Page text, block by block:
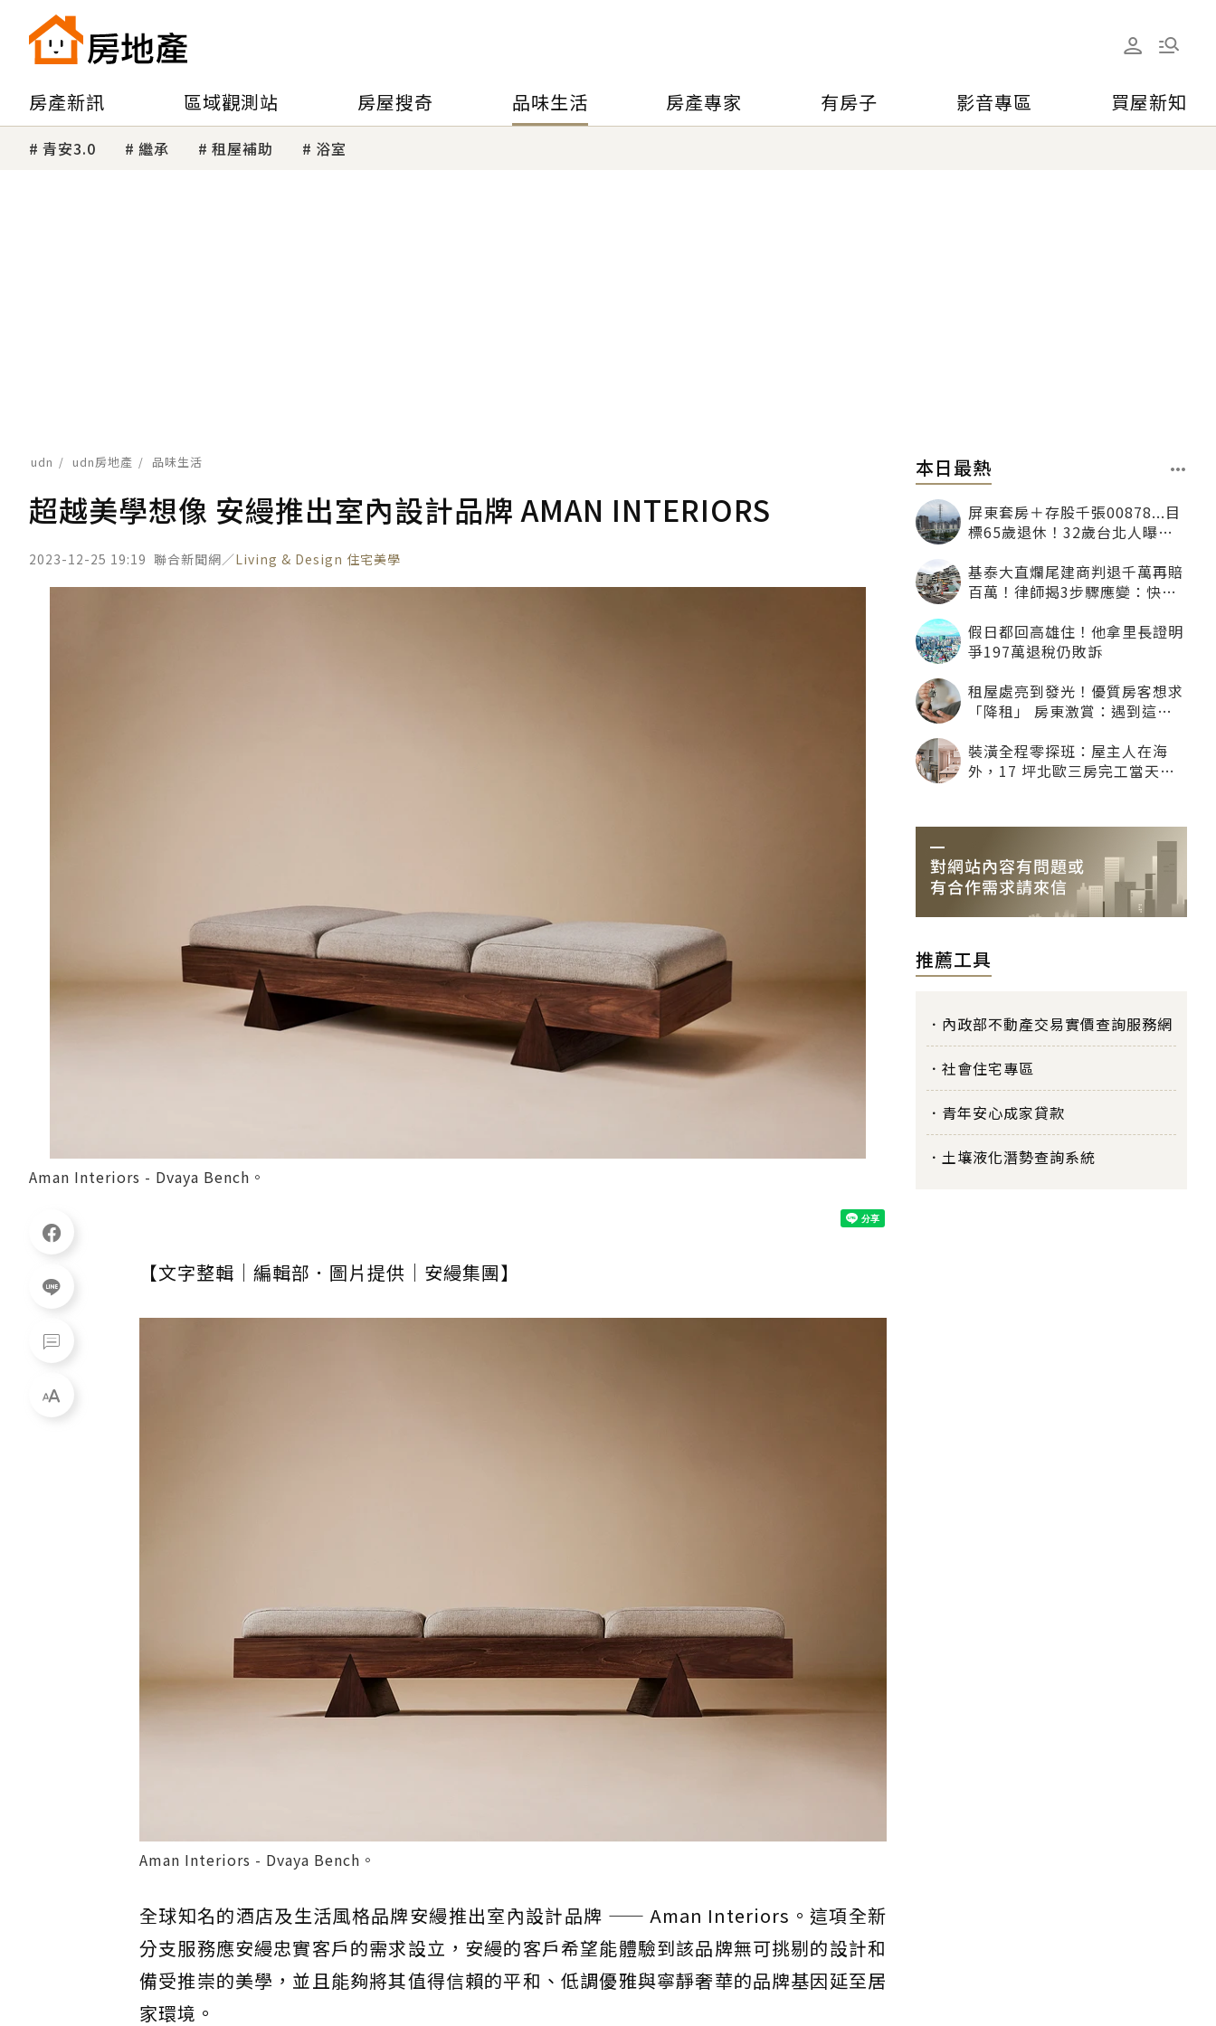
房產新訊 區域觀測站 房屋搜奇 品味生活 房產專家 有房子 影音專區 買屋新知
青安3.0 繼承 租屋補助 浴室
udn udn房地產 品味生活
超越美學想像 安縵推出室內設計品牌 AMAN INTERIORS
2023-12-25 19:19 聯合新聞網／Living & Design 住宅美學
Aman Interiors - Dvaya Bench。
【文字整輯｜編輯部．圖片提供｜安縵集團】
Aman Interiors - Dvaya Bench。
全球知名的酒店及生活風格品牌安縵推出室內設計品牌 —— Aman Interiors。這項全新
分支服務應安縵忠實客戶的需求設立，安縵的客戶希望能體驗到該品牌無可挑剔的設計和
備受推崇的美學，並且能夠將其值得信賴的平和、低調優雅與寧靜奢華的品牌基因延至居
家環境。
本日最熱
屏東套房＋存股千張00878...目
標65歲退休！32歲台北人曝：
基泰大直爛尾建商判退千萬再賠
百萬！律師揭3步驟應變：快通
假日都回高雄住！他拿里長證明
爭197萬退稅仍敗訴
租屋處亮到發光！優質房客想求
「降租」 房東激賞：遇到這種
裝潢全程零探班：屋主人在海
外，17 坪北歐三房完工當天才
推薦工具
內政部不動產交易實價查詢服務網
社會住宅專區
青年安心成家貸款
土壤液化潛勢查詢系統